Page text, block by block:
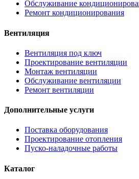
Обслуживание
Ремонт кондиционирования
Вентиляция
Вентиляция под ключ
Проектирование вентиляции
Монтаж вентиляции
Обслуживание вентиляции
Ремонт вентиляции
Дополнительные услуги
Поставка оборудования
Проектирование отопления
Пуско-наладочные работы
Каталог